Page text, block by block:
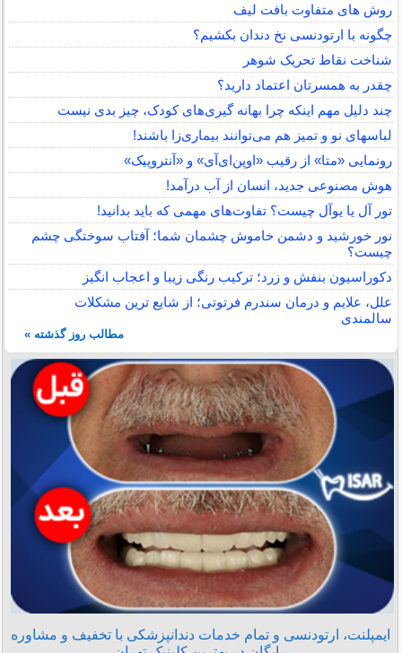
روش های متفاوت بافت لیف
چگونه با ارتودنسی نخ دندان بکشیم؟
شناخت نقاط تحریک شوهر
چقدر به همسرتان اعتماد دارید؟
چند دلیل مهم اینکه چرا بهانه گیری‌های کودک، چیز بدی نیست
لباس‎های نو و تمیز هم می‌توانند بیماری‌زا باشند!
رونمایی «متا» از رقیب «اوپن‌ای‌آی» و «آنتروپیک»
هوش مصنوعی جدید، انسان از آب درآمد!
تور آل یا یوآل چیست؟ تفاوت‌های مهمی که باید بدانید!
نور خورشید و دشمن خاموش چشمان شما؛ آفتاب سوختگی چشم
چیست؟
دکوراسیون بنفش و زرد؛ ترکیب رنگی زیبا و اعجاب انگیز
علل، علایم و درمان سندرم فرتوتی؛ از شایع ترین مشکلات
سالمندی
مطالب روز گذشته »
ایمپلنت، ارتودنسی و تمام خدمات دندانپزشکی با تخفیف و مشاوره